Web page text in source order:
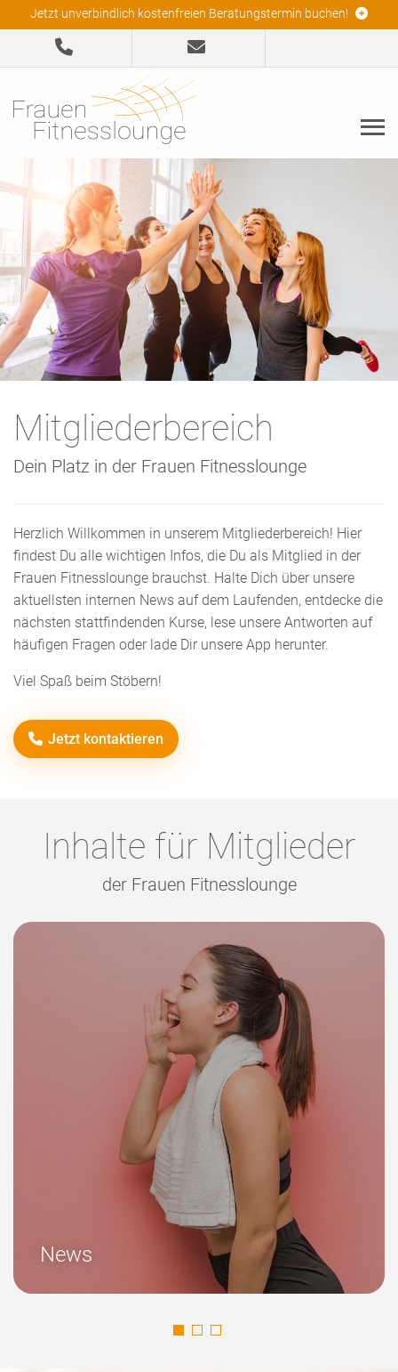
Jetzt unverbindlich kostenfreien Beratungstermin buchen!
Mitgliederbereich
Dein Platz in der Frauen Fitnesslounge
Herzlich Willkommen in unserem Mitgliederbereich! Hier
findest Du alle wichtigen Infos, die Du als Mitglied in der
Frauen Fitnesslounge brauchst. Halte Dich über unsere
aktuellsten internen News auf dem Laufenden, entdecke die
nächsten stattfindenden Kurse, lese unsere Antworten auf
häufigen Fragen oder lade Dir unsere App herunter.
Viel Spaß beim Stöbern!
Jetzt kontaktieren
Inhalte für Mitglieder
der Frauen Fitnesslounge